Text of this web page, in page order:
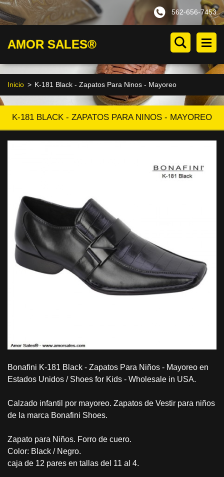
562-656-7453
AMOR SALES®
Inicio > K-181 Black - Zapatos Para Ninos - Mayoreo
K-181 BLACK - ZAPATOS PARA NINOS - MAYOREO
Bonafini K-181 Black - Zapatos Para Niños - Mayoreo en
Estados Unidos / Shoes for Kids - Wholesale in USA.
Calzado infantil por mayoreo. Zapatos de Vestir para niños
de la marca Bonafini Shoes.
Zapato para Niños. Forro de cuero.
Color: Black / Negro.
caja de 12 pares en tallas del 11 al 4.